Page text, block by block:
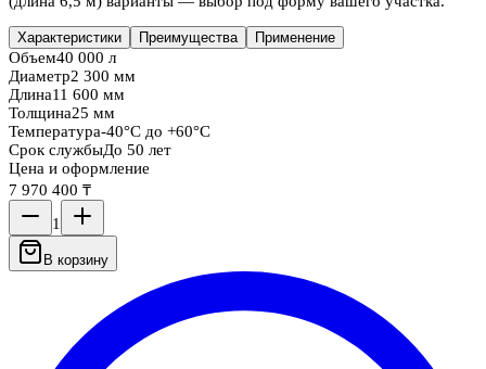
Характеристики Преимущества Применение
Объем40 000 л
Диаметр2 300 мм
Длина11 600 мм
Толщина25 мм
Температура-40°C до +60°C
Срок службыДо 50 лет
Цена и оформление
7 970 400 ₸
1
В корзину